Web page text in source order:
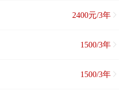
2400元/3年
1500/3年
1500/3年